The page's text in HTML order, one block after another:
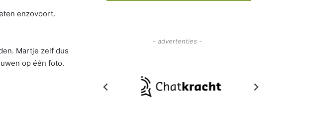
enzovoort.
Martje zelf dus
op één foto.
- advertenties -